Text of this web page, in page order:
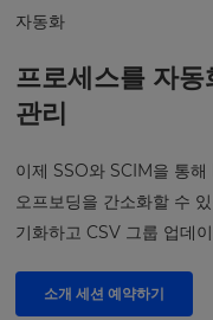
자동화
프로세스를 자
관리
이제 SSO와 SCIM을 통
오프보딩을 간소화할 수
기화하고 CSV 그룹 업데
소개 세션 예약하기